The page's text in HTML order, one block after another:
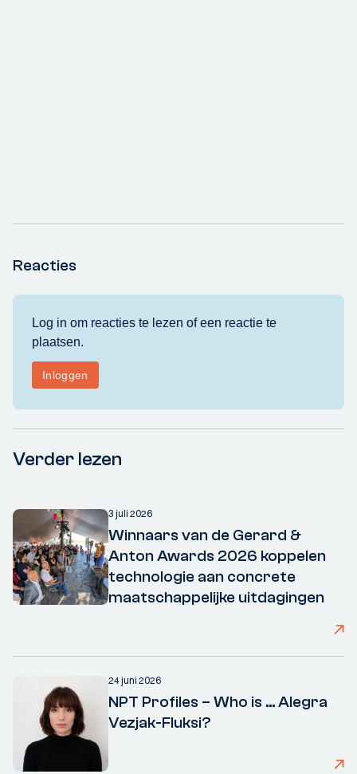
Reacties
Verder lezen
3 juli 2026
Winnaars van de Gerard &
Anton Awards 2026 koppelen
technologie aan concrete
maatschappelijke uitdagingen
24 juni 2026
NPT Profiles – Who is ... Alegra
Vezjak-Fluksi?